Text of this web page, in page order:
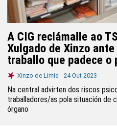
A CIG reclámalle ao
Xulgado de Xinzo
traballo que padece o
Xinzo de Limia - 24 Out 2023
Na central advirten dos riscos
traballadores/as pola situación de
órgano